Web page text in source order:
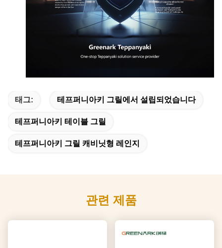
태그: 테프퍼니아키 그릴에서 설립되었습니다
테프퍼니아키 테이블 그릴
테프퍼니아키 그릴 캐비닛형 레인지
관련 제품